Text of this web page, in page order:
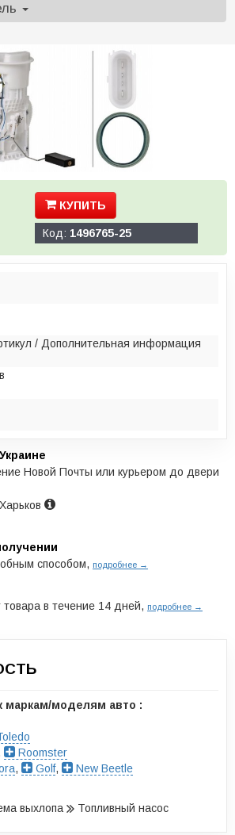
КУПИТЬ
Код: 1496765-25
/ Дополнительная информация
Новой Почты или курьером до двери
способом, подробнее →
товара в течение 14 дней, подробнее →
маркам/моделям авто :
Roomster
, Golf,
New Beetle
выхлопа
Топливный насос